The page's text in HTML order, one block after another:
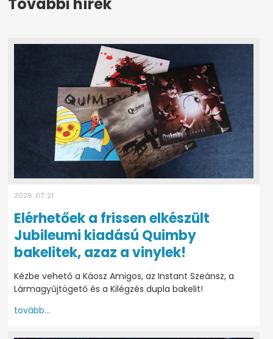
2026. 07. 21
Elérhetőek a frissen elkészült
Jubileumi kiadású Quimby
bakelitek, azaz a vinylek!
Kézbe vehető a Káosz Amigos, az Instant Szeánsz, a
Lármagyűjtögető és a Kilégzés dupla bakelit!
tovább...